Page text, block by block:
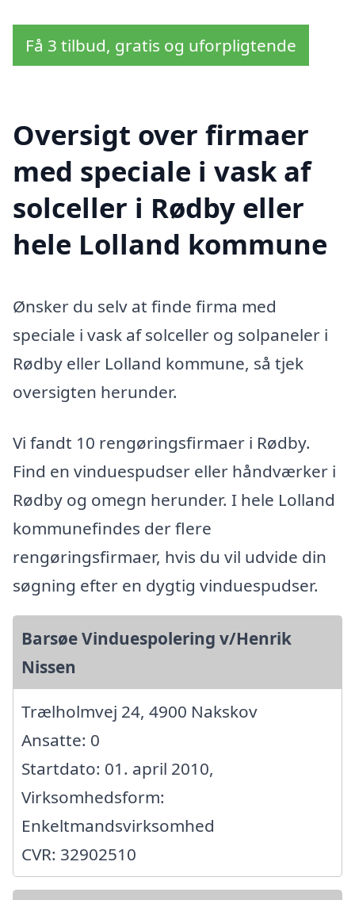
Få 3 tilbud, gratis og uforpligtende
Oversigt over firmaer
med speciale i vask af
solceller i Rødby eller
hele Lolland kommune
Ønsker du selv at finde firma med
speciale i vask af solceller og solpaneler i
Rødby eller Lolland kommune, så tjek
oversigten herunder.
Vi fandt 10 rengøringsfirmaer i Rødby.
Find en vinduespudser eller håndværker i
Rødby og omegn herunder. I hele Lolland
kommunefindes der flere
rengøringsfirmaer, hvis du vil udvide din
søgning efter en dygtig vinduespudser.
Barsøe Vinduespolering v/Henrik
Nissen
Trælholmvej 24, 4900 Nakskov
Ansatte: 0
Startdato: 01. april 2010,
Virksomhedsform:
Enkeltmandsvirksomhed
CVR: 32902510